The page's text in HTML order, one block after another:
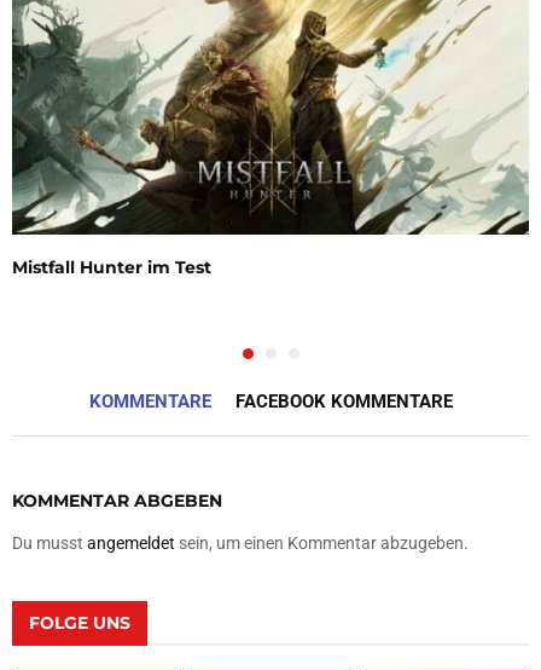
Mistfall Hunter im Test
KOMMENTARE FACEBOOK KOMMENTARE
KOMMENTAR ABGEBEN
Du musst angemeldet sein, um einen Kommentar abzugeben.
FOLGE UNS